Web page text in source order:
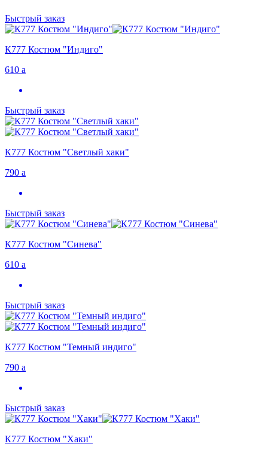
Быстрый заказ
К777 Костюм "Индиго"
610 a
Быстрый заказ
К777 Костюм "Светлый хаки"
790 a
Быстрый заказ
К777 Костюм "Синева"
610 a
Быстрый заказ
К777 Костюм "Темный индиго"
790 a
Быстрый заказ
К777 Костюм "Хаки"